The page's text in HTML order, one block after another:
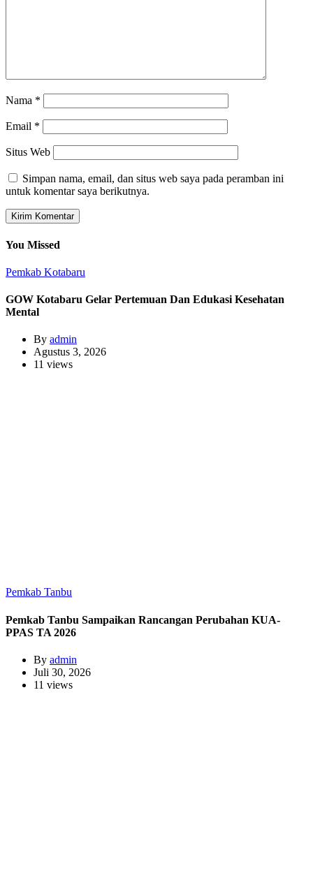
Nama *
Email *
Situs Web
Simpan nama, email, dan situs web saya pada peramban ini
untuk komentar saya berikutnya.
You Missed
Pemkab Kotabaru
GOW Kotabaru Gelar Pertemuan Dan Edukasi Kesehatan
Mental
By admin
Agustus 3, 2026
11 views
Pemkab Tanbu
Pemkab Tanbu Sampaikan Rancangan Perubahan KUA-
PPAS TA 2026
By admin
Juli 30, 2026
11 views